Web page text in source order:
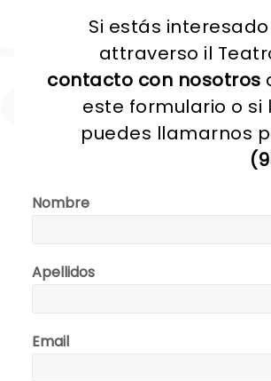
Si estás
attraverso il
contacto con nosotros
este formulario o si
puedes llamarnos
Nombre
Apellidos
Email